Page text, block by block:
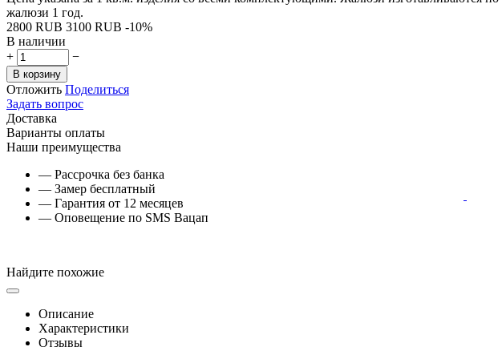
жалюзи 1 год.
‍2800‍ RUB ‍3100‍ RUB -10%
В наличии
+
−
В корзину
Отложить Поделиться
Задать вопрос
Доставка
Варианты оплаты
Наши преимущества
— Рассрочка без банка
— Замер бесплатный
— Гарантия от 12 месяцев
— Оповещение по SMS Вацап
Найдите похожие
Описание
Характеристики
Отзывы